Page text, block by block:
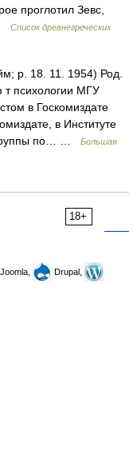
проглотил Зевс,
Список древнегреческих
р. 18. 11. 1954) Род.
психологии МГУ
в Госкомиздате
в Институте
по… …
Большая
18+
Joomla,
Drupal,